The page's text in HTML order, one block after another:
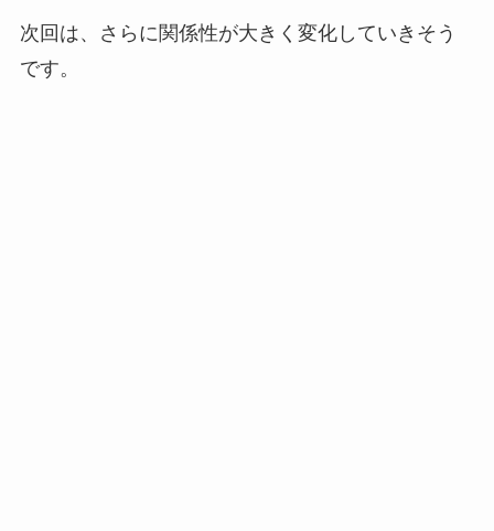
次回は、さらに関係性が大きく変化していきそう
です。